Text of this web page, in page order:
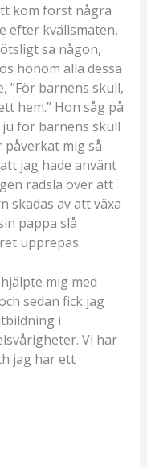
kom först några
efter kvällsmaten,
sa någon,
honom alla dessa
”För barnens skull,
hem.” Hon såg på
ju för barnens skull
mig så
jag hade använt
rädsla över att
skadas av att växa
pappa slå
upprepas.
mig med
sedan fick jag
i
Vi har
jag har ett